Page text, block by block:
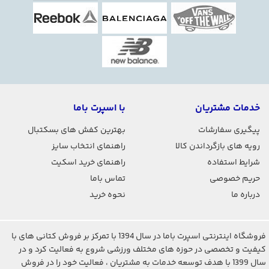
خدمات مشتریان
پیگیری سفارشات
رویه های بازگرداندن کالا
شرایط استفاده
حریم خصوصی
درباره ما
با اسپرت باما
بهترین کفش های بسکتبال
راهنمای انتخاب سایز
راهنمای خرید اسکیت
تماس باما
نحوه خرید
فروشگاه اینترنتی اسپرت باما در سال 1394 با تمرکز بر فروش کتانی های با
کیفیت و تخصصی در حوزه های مختلف ورزشی شروع به فعالیت کرد و در
سال 1399 با هدف توسعه خدمات به مشتریان ، فعالیت خود را در فروش